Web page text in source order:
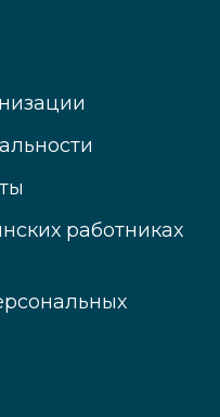
работниках